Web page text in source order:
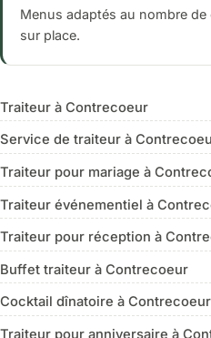
Menus adaptés au nombre
sur place.
Traiteur à Contrecoeur
Service de traiteur à
Traiteur pour mariage à
Traiteur événementiel à
Traiteur pour réception à
Buffet traiteur à Contrecoeur
Cocktail dînatoire à Contrecoeur
Traiteur pour anniversaire à